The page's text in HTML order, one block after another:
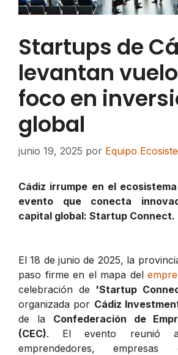
Startups de
levantan
foco en
global
junio 19, 2025 por Equipo
Cádiz irrumpe en el
evento que conecta
capital global: Startup Connect.
El 18 de junio de 2025, la
paso firme en el mapa del
celebración de 'Startup
organizada por Cádiz
de la Confederación de
(CEC). El evento reunió
emprendedores, empresas